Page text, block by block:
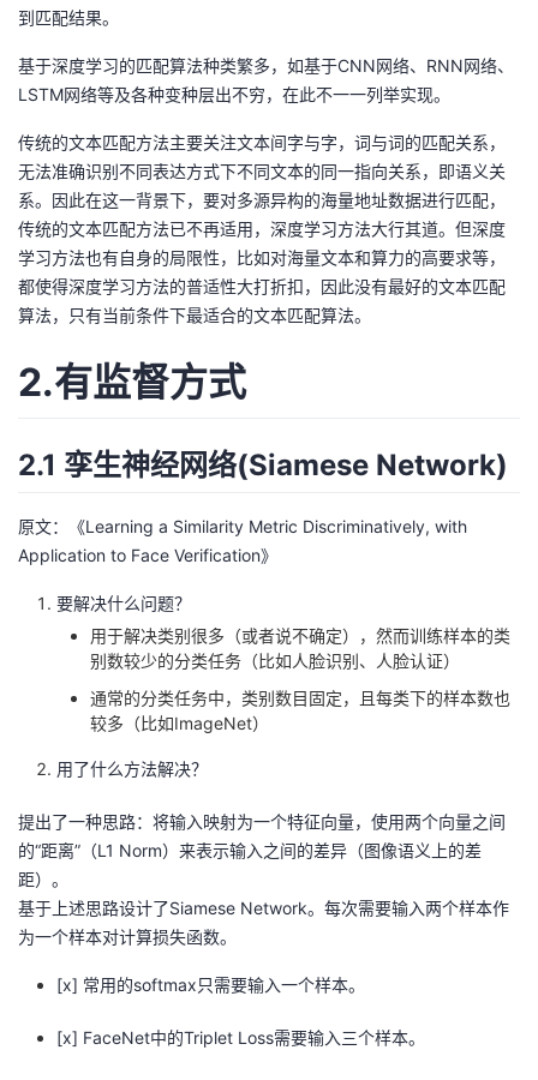
到匹配结果。
基于深度学习的匹配算法种类繁多，如基于CNN网络、RNN网络、
LSTM网络等及各种变种层出不穷，在此不一一列举实现。
传统的文本匹配方法主要关注文本间字与字，词与词的匹配关系，
无法准确识别不同表达方式下不同文本的同一指向关系，即语义关
系。因此在这一背景下，要对多源异构的海量地址数据进行匹配，
传统的文本匹配方法已不再适用，深度学习方法大行其道。但深度
学习方法也有自身的局限性，比如对海量文本和算力的高要求等，
都使得深度学习方法的普适性大打折扣，因此没有最好的文本匹配
算法，只有当前条件下最适合的文本匹配算法。
2.有监督方式
2.1 孪生神经网络(Siamese Network)
原文：《Learning a Similarity Metric Discriminatively, with
Application to Face Verification》
要解决什么问题？
用于解决类别很多（或者说不确定），然而训练样本的类
别数较少的分类任务（比如人脸识别、人脸认证）
通常的分类任务中，类别数目固定，且每类下的样本数也
较多（比如ImageNet）
用了什么方法解决？
提出了一种思路：将输入映射为一个特征向量，使用两个向量之间
的“距离”（L1 Norm）来表示输入之间的差异（图像语义上的差
距）。
基于上述思路设计了Siamese Network。每次需要输入两个样本作
为一个样本对计算损失函数。
[x] 常用的softmax只需要输入一个样本。
[x] FaceNet中的Triplet Loss需要输入三个样本。